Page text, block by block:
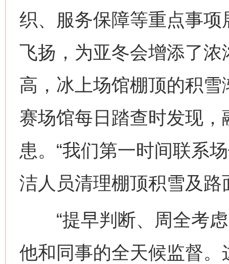
织、服务保障等重点事
飞扬，为亚冬会增添了
高，冰上场馆棚顶的积
赛场馆每日踏查时发现
患。“我们第一时间联系
洁人员清理棚顶积雪及路
“提早判断、周全考虑
他和同事的全天候监督